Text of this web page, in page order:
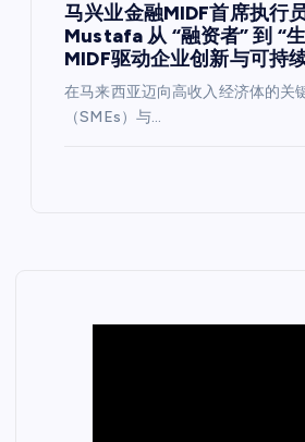
马兴业金融MIDF首席执行
Mustafa 从 “融资者” 到 “
MIDF驱动企业创新与可持
在马来西亚迈向高收入经济体的关
（SMEs）与…